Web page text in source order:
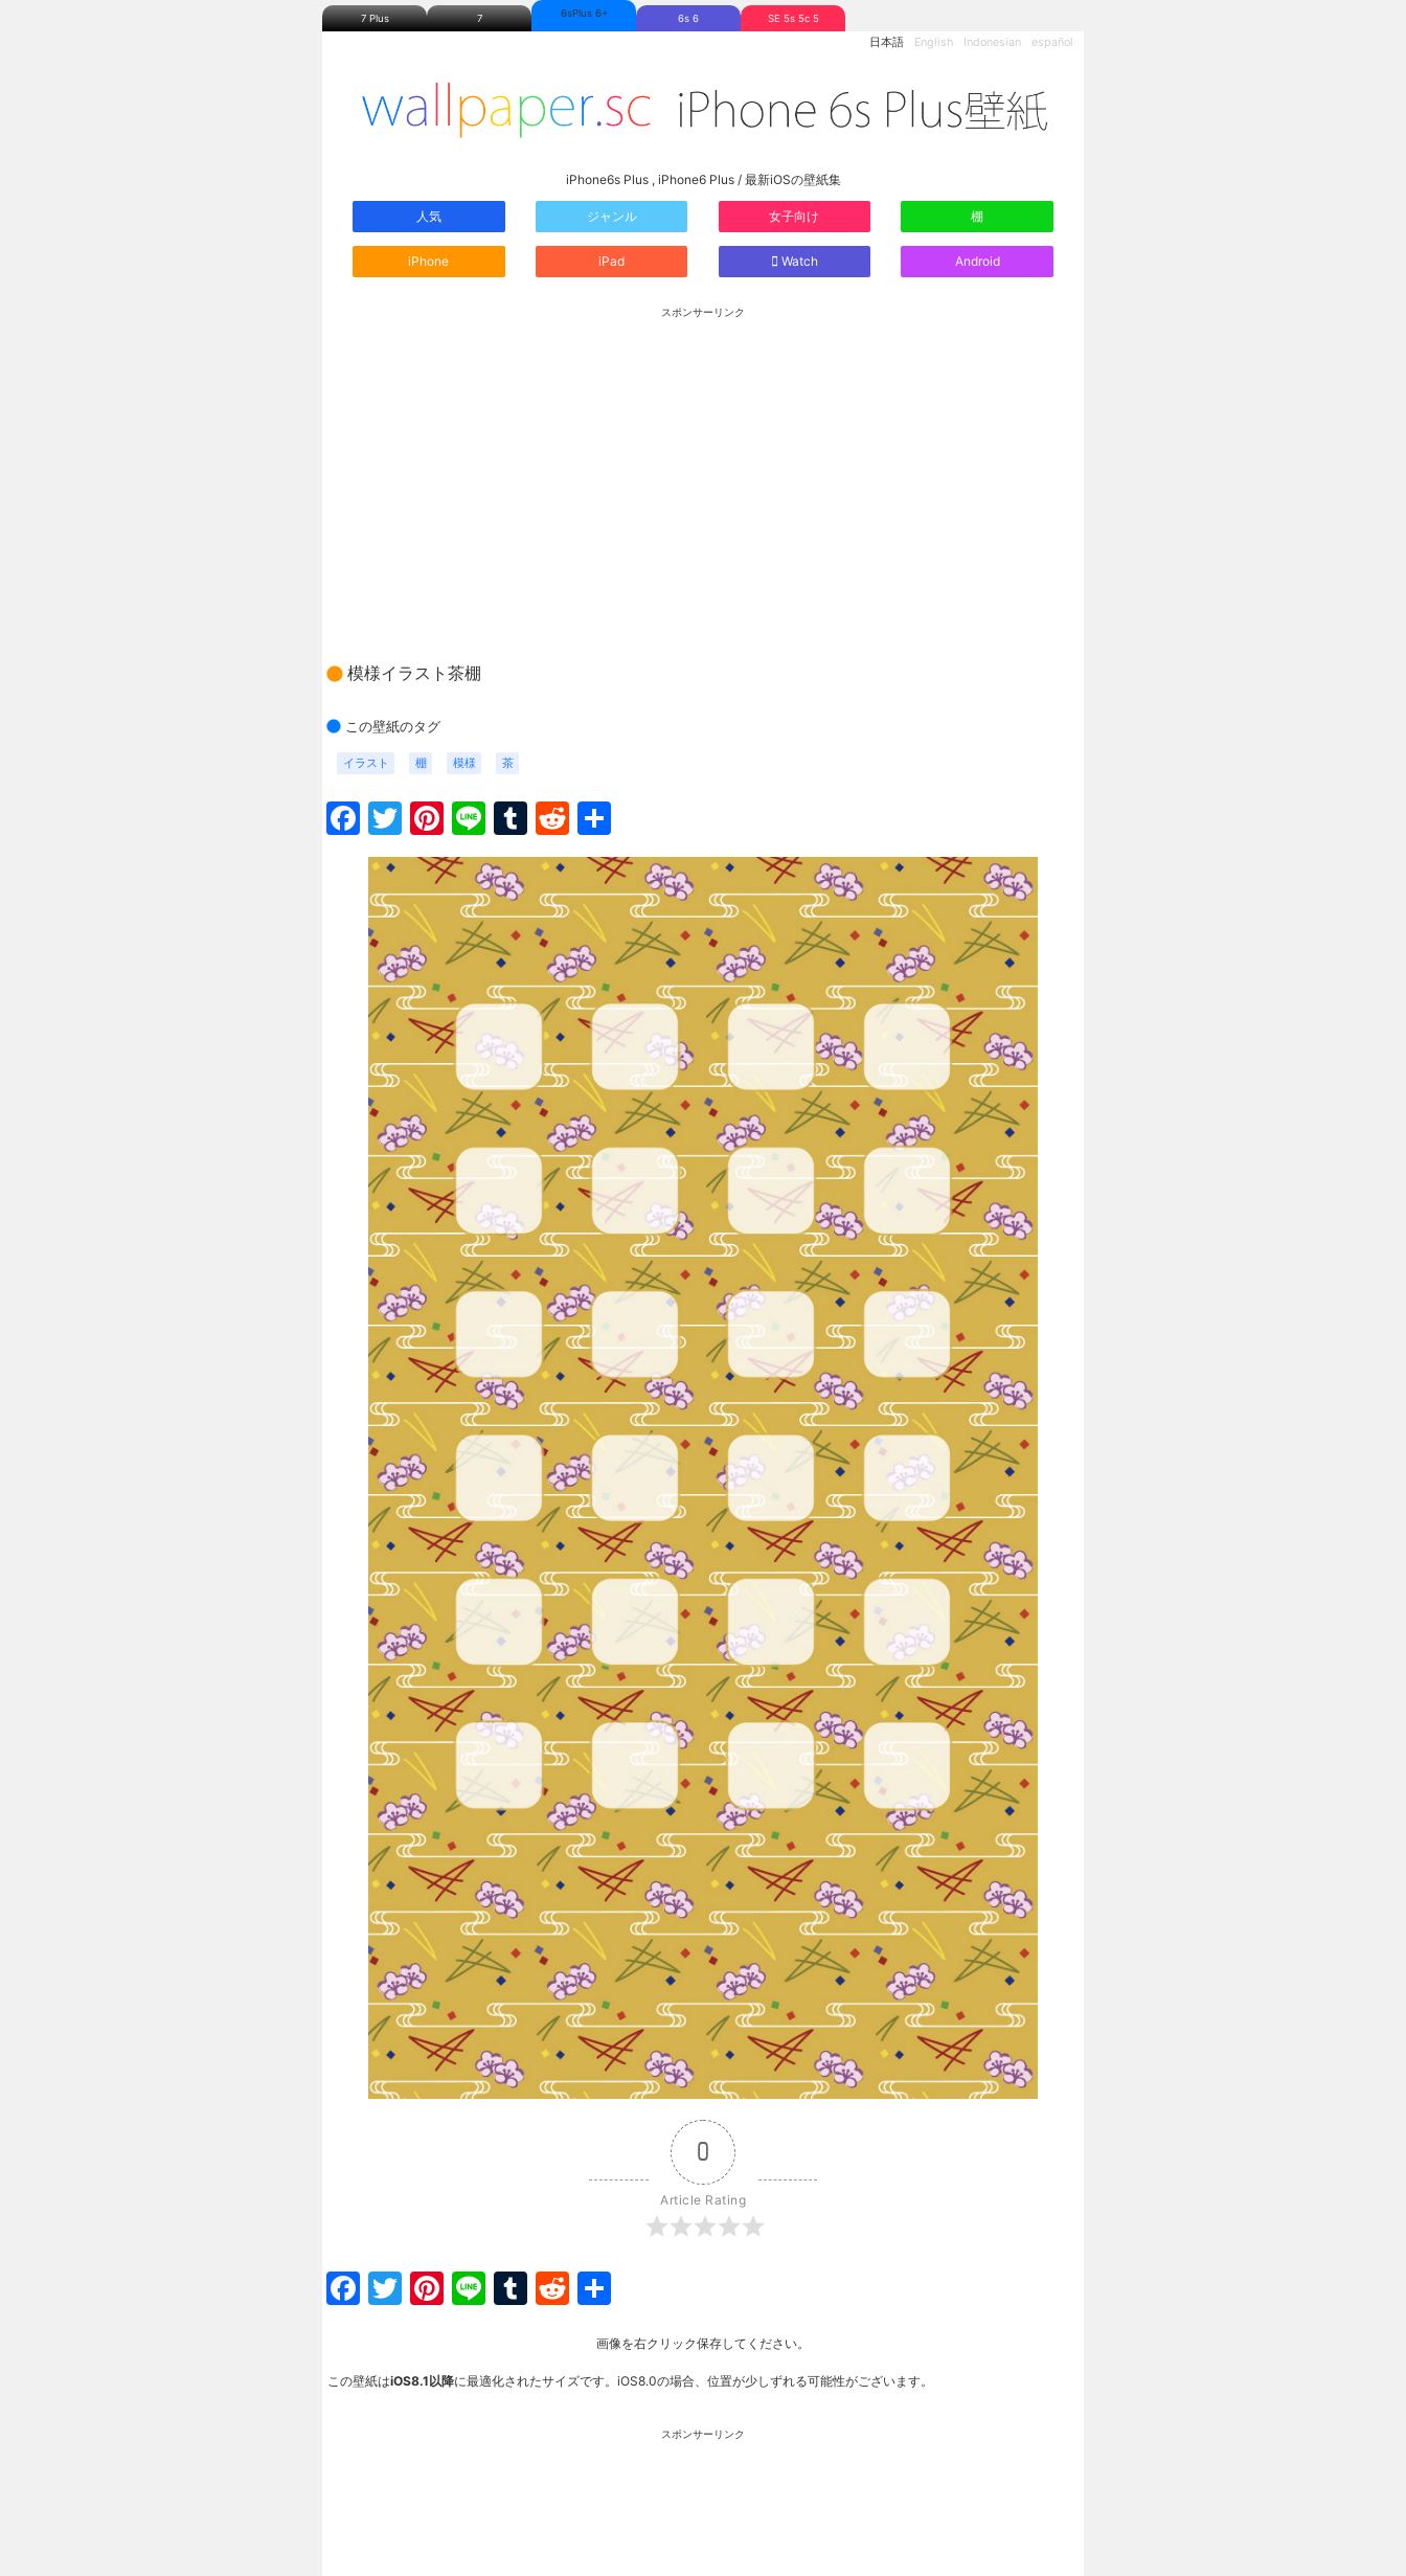
7 Plus 7 6sPlus 6+ 6s 6 SE 5s 5c 5
日本語 English Indonesian español
iPhone6s Plus , iPhone6 Plus / 最新iOSの壁紙集
人気 ジャンル 女子向け 棚
iPhone iPad Watch Android
スポンサーリンク
模様イラスト茶棚
この壁紙のタグ
イラスト 棚 模様 茶
Facebook
Twitter
Pinterest
LineTumblr
Reddit
有
0
Article Rating
Facebook
Twitter
Pinterest
LineTumblr
Reddit
画像を右クリック保存してください。
この壁紙はiOS8.1以降に最適化されたサイズです。iOS8.0の場合、位置が少しずれる可能性がございます。
スポンサーリンク